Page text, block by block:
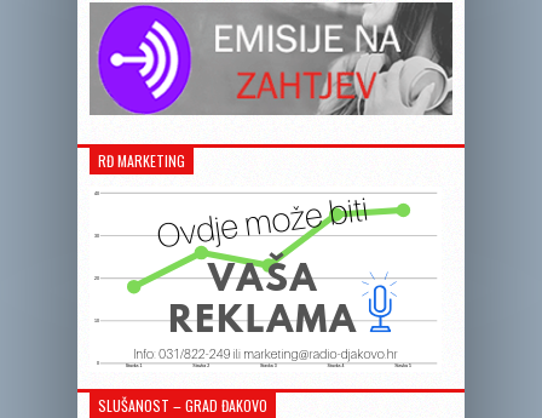
RĐ MARKETING
SLUŠANOST – GRAD ĐAKOVO